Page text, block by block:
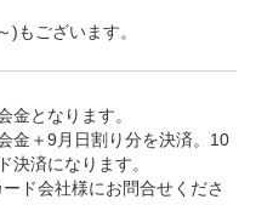
もございます。
となります。
金＋9月日割り分を決済。10
決済になります。
ド会社様にお問合せくださ